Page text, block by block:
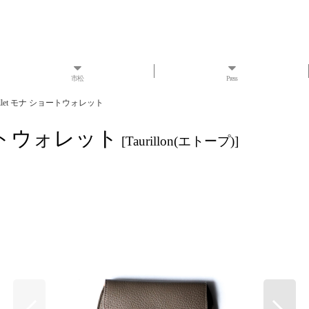
市松 Press
モナ ショートウォレット
ウォレット [Taurillon(エトープ)]